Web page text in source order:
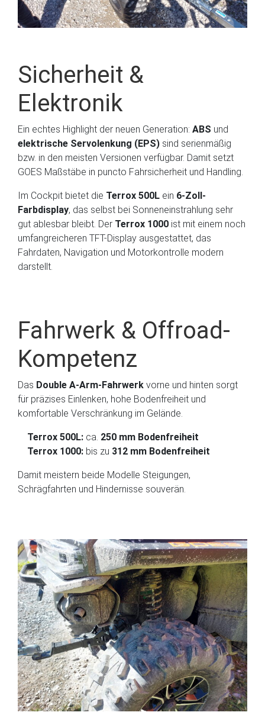
Sicherheit &
Elektronik
Ein echtes Highlight der neuen Generation: ABS und
elektrische Servolenkung (EPS) sind serienmäßig
bzw. in den meisten Versionen verfügbar. Damit setzt
GOES Maßstäbe in puncto Fahrsicherheit und Handling.
Im Cockpit bietet die Terrox 500L ein 6-Zoll-
Farbdisplay, das selbst bei Sonneneinstrahlung sehr
gut ablesbar bleibt. Der Terrox 1000 ist mit einem noch
umfangreicheren TFT-Display ausgestattet, das
Fahrdaten, Navigation und Motorkontrolle modern
darstellt.
Fahrwerk & Offroad-
Kompetenz
Das Double A-Arm-Fahrwerk vorne und hinten sorgt
für präzises Einlenken, hohe Bodenfreiheit und
komfortable Verschränkung im Gelände.
Terrox 500L: ca. 250 mm Bodenfreiheit
Terrox 1000: bis zu 312 mm Bodenfreiheit
Damit meistern beide Modelle Steigungen,
Schrägfahrten und Hindernisse souverän.